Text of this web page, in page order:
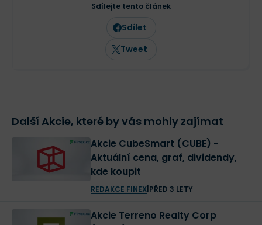
Sdílejte tento článek
Sdílet
Tweet
Další Akcie, které by vás mohly zajímat
Akcie CubeSmart (CUBE) -
Aktuální cena, graf, dividendy,
kde koupit
REDAKCE FINEX| PŘED 3 LETY
Akcie Terreno Realty Corp